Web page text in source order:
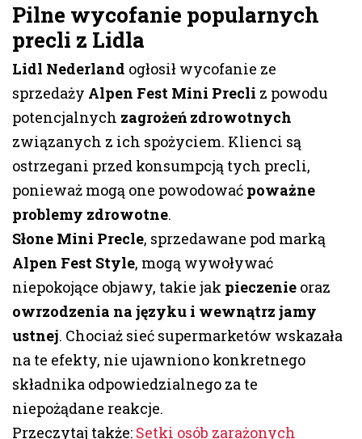
Pilne wycofanie popularnych
precli z Lidla
Lidl Nederland ogłosił wycofanie ze
sprzedaży Alpen Fest Mini Precli z powodu
potencjalnych zagrożeń zdrowotnych
związanych z ich spożyciem. Klienci są
ostrzegani przed konsumpcją tych precli,
ponieważ mogą one powodować poważne
problemy zdrowotne.
Słone Mini Precle, sprzedawane pod marką
Alpen Fest Style, mogą wywoływać
niepokojące objawy, takie jak pieczenie oraz
owrzodzenia na języku i wewnątrz jamy
ustnej. Chociaż sieć supermarketów wskazała
na te efekty, nie ujawniono konkretnego
składnika odpowiedzialnego za te
niepożądane reakcje.
Przeczytaj także: Setki osób zarażonych